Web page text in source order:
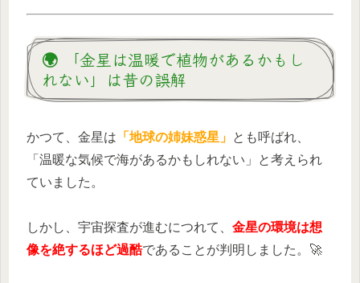
🌍 「金星は温暖で植物があるかもし
れない」は昔の誤解
かつて、金星は 「地球の姉妹惑星」 とも呼ばれ、
「温暖な気候で海があるかもしれない」と考えられ
ていました。
しかし、宇宙探査が進むにつれて、 金星の環境は想
像を絶するほど過酷であることが判明しました。🚀